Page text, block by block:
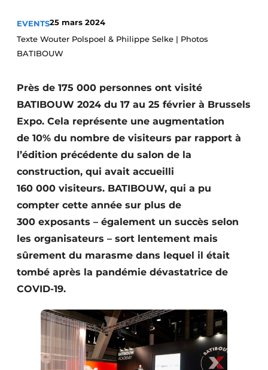
Termes et conditions
EVENTS25 mars 2024
Texte Wouter Polspoel & Philippe Selke | Photos
BATIBOUW
Près de 175 000 personnes ont visité
BATIBOUW 2024 du 17 au 25 février à Brussels
Expo. Cela représente une augmentation
de 10% du nombre de visiteurs par rapport à
l’édition précédente du salon de la
construction, qui avait accueilli
160 000 visiteurs. BATIBOUW, qui a pu
compter cette année sur plus de
300 exposants – également un succès selon
les organisateurs – sort lentement mais
sûrement du marasme dans lequel il était
tombé après la pandémie dévastatrice de
COVID-19.